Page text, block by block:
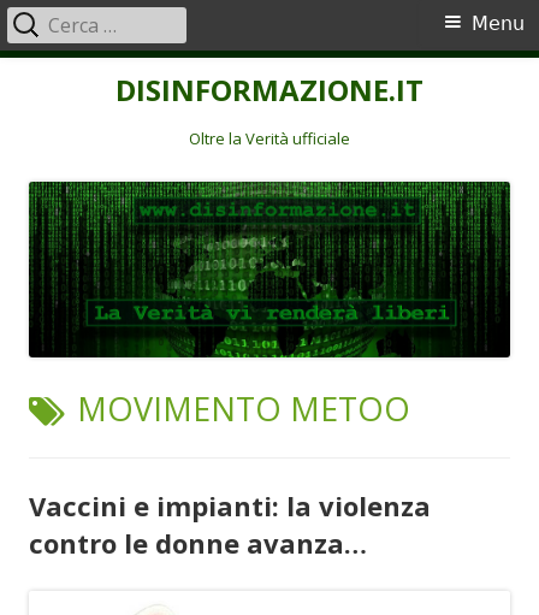
DISINFORMAZIONE.IT
Oltre la Verità ufficiale
Menu
principale
Menu
Ricerca
per:
TAG:
MOVIMENTO METOO
Vaccini e impianti: la violenza
contro le donne avanza…